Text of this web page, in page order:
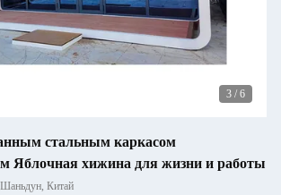
3 / 6
стальным каркасом
Яблочная хижина для жизни и работы
Китай